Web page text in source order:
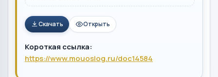
Скачать Открыть
Короткая ссылка:
https://www.mouoslog.ru/doc14584